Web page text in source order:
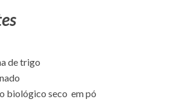
de trigo
biológico seco em pó